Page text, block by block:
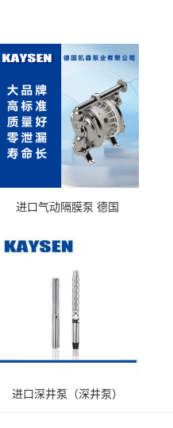
进口气动隔膜泵 德国
输送
进口深井泵（深井泵）